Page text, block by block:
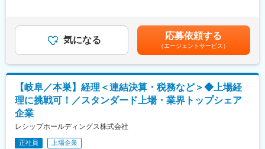
経営管理統括部は、経理業務に留まらず、会社全体の経営管理・
意思決定プロセスやリソースアロケーションの最適化を担ってお
り、CFOに必要な経験・知見を積むことができます。
■キャリアパス
近い将来の管理職登用を期待するポジションであり、積極的に将
来のビジョンを持って頂くことによりキャリアアップが可能で
す。
チャレンジいただける可能性があります。
行管理をお任せします。
【経理グループ】
【原価グループ】
工場3拠点および子会社を含めた原価計算と管理会計業務全般。材
算表作成など。
【財務グループ】
管理職の場合、別算定基準により変動2022年度実績：6.25カ月
2023年度実績：7.25カ月2024年度実績：7.5カ月賃金はあくまで
も目安の金額であり、選考を通じて上下する可能性があります。
月給(月額)は固定手当を含めた表記です。
気になる 応募依頼する
（エージェントサービス）
【岐阜／本巣】経理＜連結決算・税務など＞◆上場経
理に挑戦可！／スタンダード上場・業界トップシェア
企業
レシップホールディングス株式会社
正社員 上場企業